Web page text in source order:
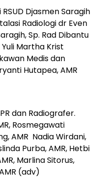
Djasmen Saragih
Radiologi dr Even
Sp. Rad Dibantu
Martha Krist
Medis dan
Hutapea, AMR
dan Radiografer.
Rosmegawati
AMR Nadia Wirdani,
Purba, AMR, Hetbi
Marlina Sitorus,
(adv)